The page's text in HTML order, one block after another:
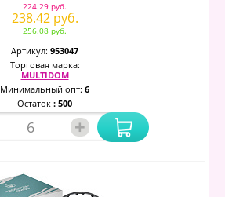
224.29 руб.
238.42 руб.
256.08 руб.
Артикул: 953047
Торговая марка:
MULTIDOM
Минимальный опт: 6
Остаток : 500
+